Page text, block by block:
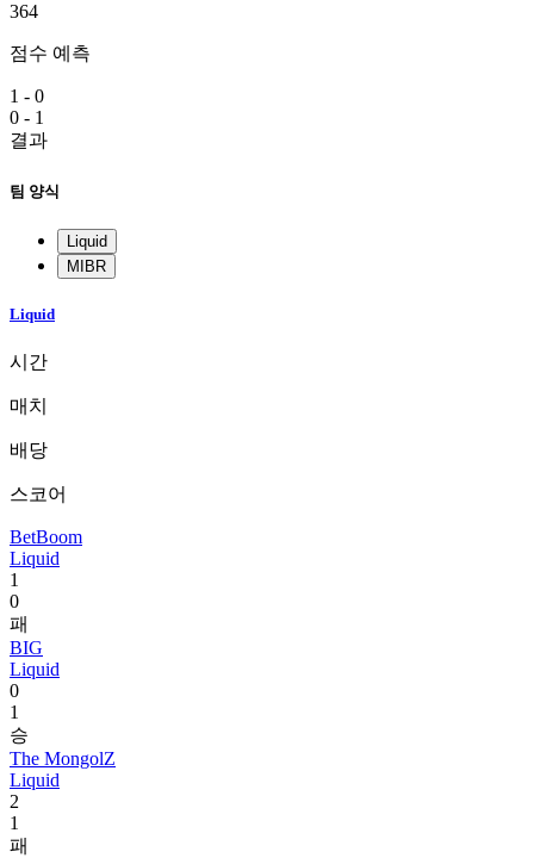
364
점수 예측
1 - 0
0 - 1
결과
팀 양식
Liquid
MIBR
Liquid
시간
매치
배당
스코어
BetBoom
Liquid
1
0
패
BIG
Liquid
0
1
승
The MongolZ
Liquid
2
1
패